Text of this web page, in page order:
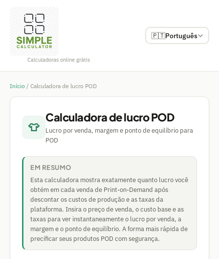
Calculadoras online grátis
🇵🇹Português
Início / Calculadora de lucro POD
👕
Calculadora de lucro POD
Lucro por venda, margem e ponto de equilíbrio para
POD
EM RESUMO
Esta calculadora mostra exatamente quanto lucro você
obtém em cada venda de Print-on-Demand após
descontar os custos de produção e as taxas da
plataforma. Insira o preço de venda, o custo base e as
taxas para ver instantaneamente o lucro por venda, a
margem e o ponto de equilíbrio. A forma mais rápida de
precificar seus produtos POD com segurança.